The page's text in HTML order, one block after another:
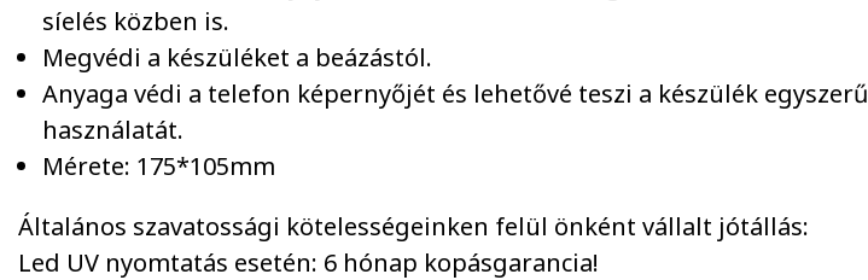
síelés közben is.
Megvédi a készüléket a beázástól.
Anyaga védi a telefon képernyőjét és lehetővé teszi a készülék egyszerű
használatát.
Mérete: 175*105mm
Általános szavatossági kötelességeinken felül önként vállalt jótállás:
Led UV nyomtatás esetén: 6 hónap kopásgarancia!